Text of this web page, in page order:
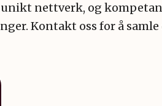
nettverk, og
Kontakt oss for å